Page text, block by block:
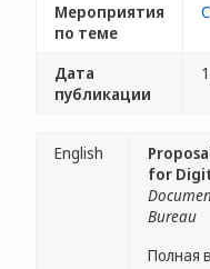
Мероприятия
по теме
Дата
публикации
English
for
Bureau
Полная